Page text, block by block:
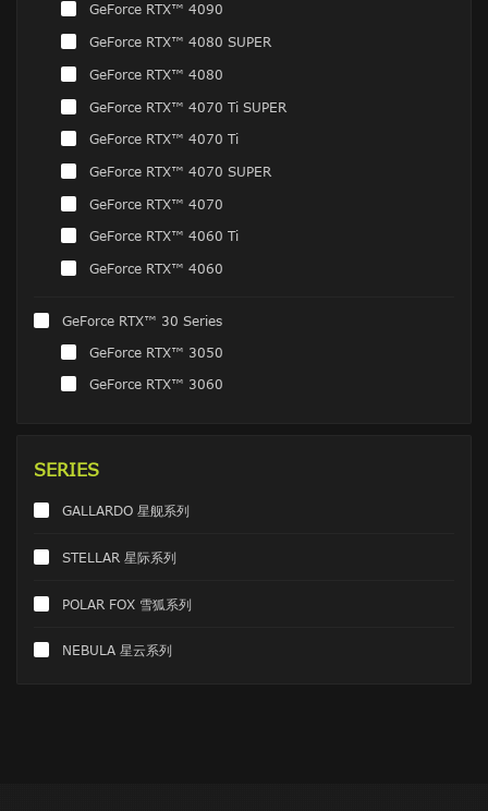
GeForce RTX™ 4090
GeForce RTX™ 4080 SUPER
GeForce RTX™ 4080
GeForce RTX™ 4070 Ti SUPER
GeForce RTX™ 4070 Ti
GeForce RTX™ 4070 SUPER
GeForce RTX™ 4070
GeForce RTX™ 4060 Ti
GeForce RTX™ 4060
GeForce RTX™ 30 Series
GeForce RTX™ 3050
GeForce RTX™ 3060
SERIES
GALLARDO 星舰系列
STELLAR 星际系列
POLAR FOX 雪狐系列
NEBULA 星云系列